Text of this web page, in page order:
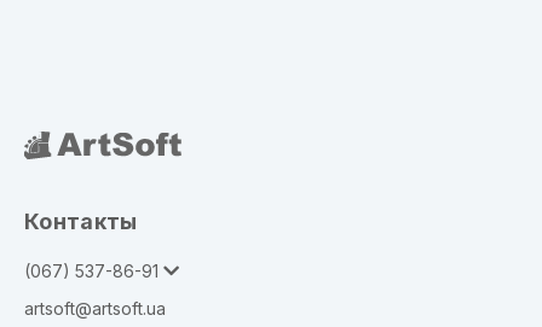
Контакты
(067) 537-86-91
artsoft@artsoft.ua